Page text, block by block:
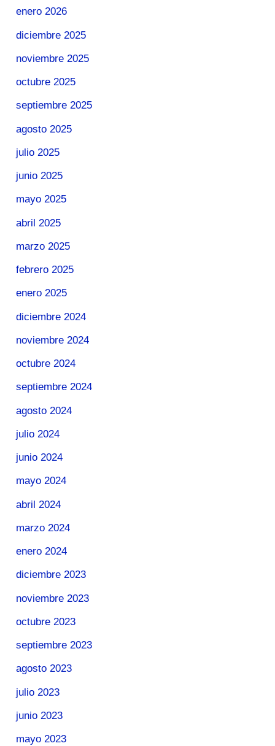
enero 2026
diciembre 2025
noviembre 2025
octubre 2025
septiembre 2025
agosto 2025
julio 2025
junio 2025
mayo 2025
abril 2025
marzo 2025
febrero 2025
enero 2025
diciembre 2024
noviembre 2024
octubre 2024
septiembre 2024
agosto 2024
julio 2024
junio 2024
mayo 2024
abril 2024
marzo 2024
enero 2024
diciembre 2023
noviembre 2023
octubre 2023
septiembre 2023
agosto 2023
julio 2023
junio 2023
mayo 2023